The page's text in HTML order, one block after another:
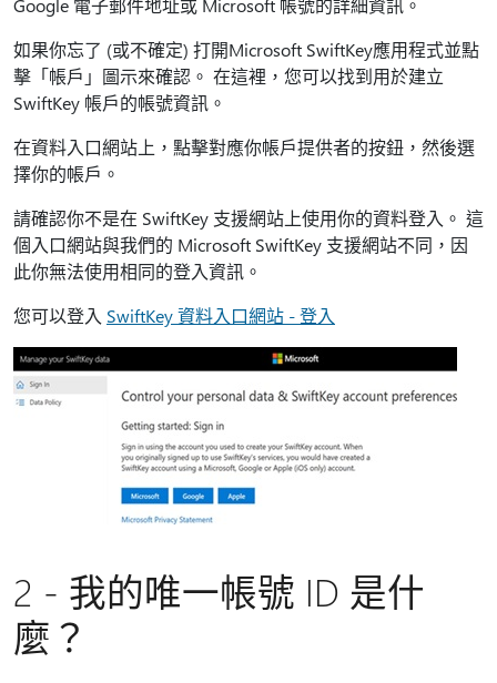
Google 電子郵件地址或 Microsoft 帳號的詳細資訊。
如果你忘了 (或不確定) 打開Microsoft SwiftKey應用程式並點
擊「帳戶」圖示來確認。 在這裡，您可以找到用於建立
SwiftKey 帳戶的帳號資訊。
在資料入口網站上，點擊對應你帳戶提供者的按鈕，然後選
擇你的帳戶。
請確認你不是在 SwiftKey 支援網站上使用你的資料登入。 這
個入口網站與我們的 Microsoft SwiftKey 支援網站不同，因
此你無法使用相同的登入資訊。
您可以登入 SwiftKey 資料入口網站 - 登入
2 - 我的唯一帳號 ID 是什
麼？